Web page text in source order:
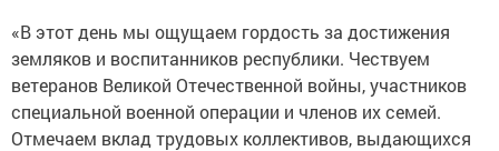
«В этот день мы ощущаем гордость за достижения
земляков и воспитанников республики. Чествуем
ветеранов Великой Отечественной войны, участников
специальной военной операции и членов их семей.
Отмечаем вклад трудовых коллективов, выдающихся